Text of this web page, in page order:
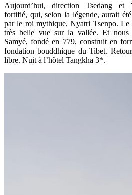
Aujourd’hui, direction Tsedang et
fortifié, qui, selon la légende, aurait
par le roi mythique, Nyatri Tsenpo. Le
très belle vue sur la vallée. Et nous
Samyé, fondé en 779, construit en
fondation bouddhique du Tibet.
libre. Nuit à l’hôtel Tangkha 3*.